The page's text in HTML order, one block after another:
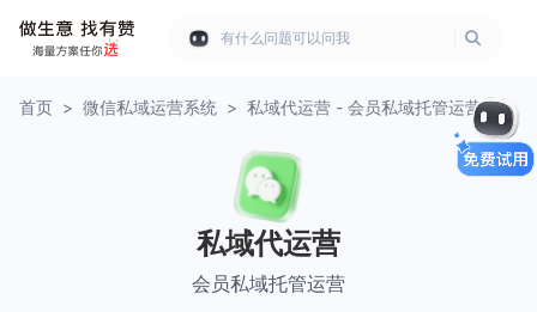
有什么问题可以问我
首页 > 微信私域运营系统 > 私域代运营 - 会员私域托管运营
私域代运营
会员私域托管运营